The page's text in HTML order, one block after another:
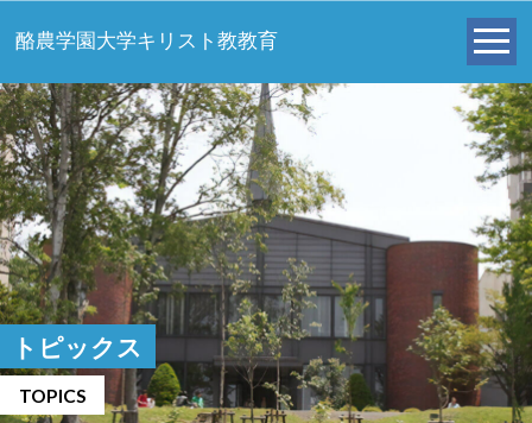
酪農学園大学キリスト教教育
トピックス
TOPICS